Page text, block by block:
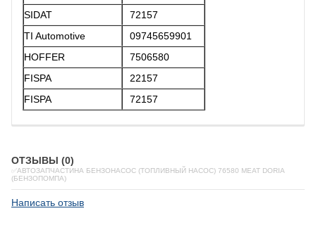
SIDAT
72157
TI Automotive
09745659901
HOFFER
7506580
FISPA
22157
FISPA
72157
ОТЗЫВЫ (0)
✅АВТОЗАПЧАСТИНА БЕНЗОНАСОС (ТОПЛИВНЫЙ НАСОС) 76580 MEAT DORIA
(БЕНЗОПОМПА)
Написать отзыв